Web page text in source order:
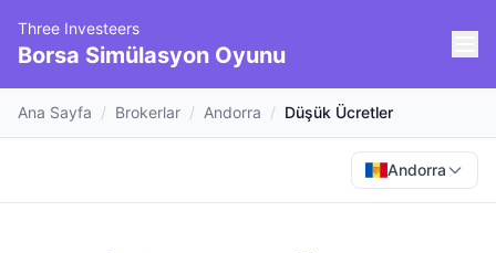
Three Investeers
Borsa Simülasyon Oyunu
Ana Sayfa / Brokerlar / Andorra / Düşük Ücretler
Andorra